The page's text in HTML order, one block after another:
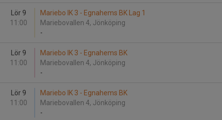
Lör 9
11:00
Mariebo IK 3 - Egnahems BK Lag 1
Mariebovallen 4, Jönköping
-
Lör 9
11:00
Mariebo IK 3 - Egnahems BK
Mariebovallen 4, Jönköping
-
Lör 9
11:00
Mariebo IK 3 - Egnahems BK
Mariebovallen 4, Jönköping
-